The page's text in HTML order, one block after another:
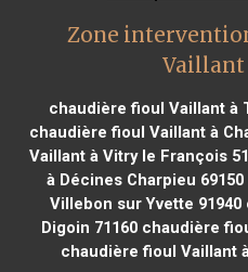
Zone
Vaillant
chaudière fioul Vaillant à
chaudière fioul Vaillant à
Vaillant à Vitry le François
à Décines Charpieu 69150
Villebon sur Yvette 91940
Digoin 71160chaudière
chaudière fioul Vaillant